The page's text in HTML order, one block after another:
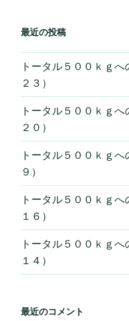
最近の投稿
トータル５００ｋｇ
２３）
トータル５００ｋｇ
２０）
トータル５００ｋｇ
９）
トータル５００ｋｇ
１６）
トータル５００ｋｇ
１４）
最近のコメント